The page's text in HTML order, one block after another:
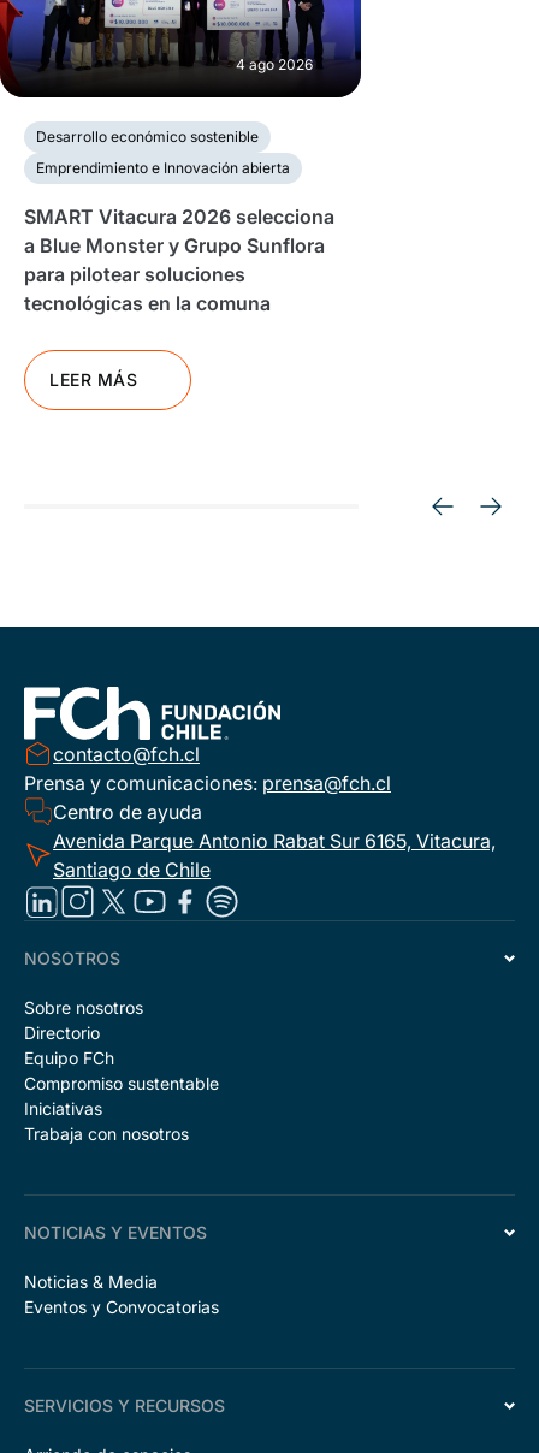
4 ago 2026
Desarrollo económico sostenible
Emprendimiento e Innovación abierta
SMART Vitacura 2026 selecciona
a Blue Monster y Grupo Sunflora
para pilotear soluciones
tecnológicas en la comuna
LEER MÁS
contacto@fch.cl
Prensa y comunicaciones: prensa@fch.cl
Centro de ayuda
Avenida Parque Antonio Rabat Sur 6165, Vitacura,
Santiago de Chile
NOSOTROS
Sobre nosotros
Directorio
Equipo FCh
Compromiso sustentable
Iniciativas
Trabaja con nosotros
NOTICIAS Y EVENTOS
Noticias & Media
Eventos y Convocatorias
SERVICIOS Y RECURSOS